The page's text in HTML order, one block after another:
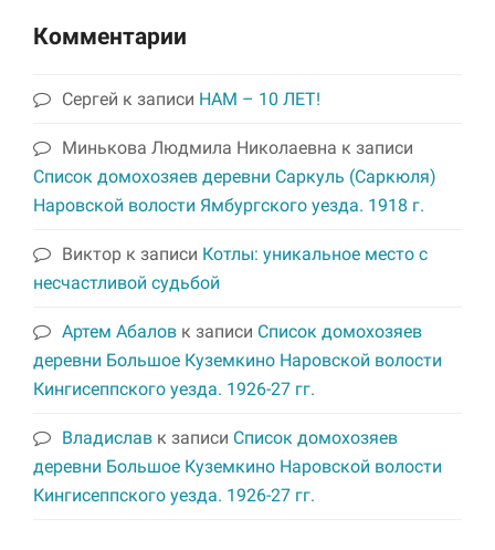
Комментарии
Сергей к записи НАМ – 10 ЛЕТ!
Минькова Людмила Николаевна к записи
Список домохозяев деревни Саркуль (Саркюля)
Наровской волости Ямбургского уезда. 1918 г.
Виктор к записи Котлы: уникальное место с
несчастливой судьбой
Артем Абалов к записи Список домохозяев
деревни Большое Куземкино Наровской волости
Кингисеппского уезда. 1926-27 гг.
Владислав к записи Список домохозяев
деревни Большое Куземкино Наровской волости
Кингисеппского уезда. 1926-27 гг.